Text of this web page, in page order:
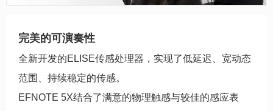
完美的可演奏性
全新开发的ELISE传感处理器，实现了低延迟、宽动态
范围、持续稳定的传感。
EFNOTE 5X结合了满意的物理触感与较佳的感应表